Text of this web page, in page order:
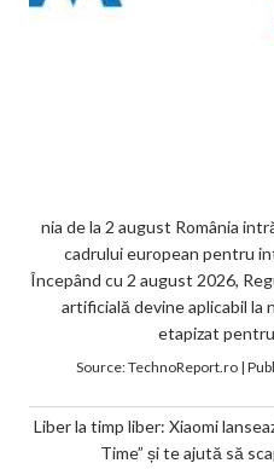
nia de la 2 august România
cadrului european pentru
Începând cu 2 august 2026,
artificială devine aplicabil la
etapizat
Source:TechnoReport.ro|
Liber la timp liber: Xiaomi
Time” și te ajută să